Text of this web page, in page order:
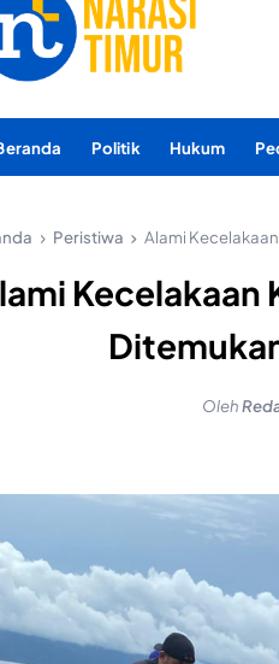
Politik Hukum
Peristiwa Alami
Kecelakaan
Oleh